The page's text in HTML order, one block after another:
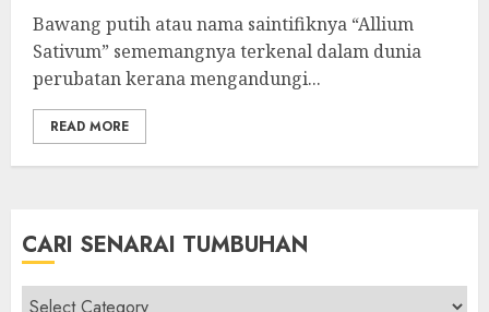
Bawang putih atau nama saintifiknya “Allium
Sativum” sememangnya terkenal dalam dunia
perubatan kerana mengandungi...
READ MORE
CARI SENARAI TUMBUHAN
Cari